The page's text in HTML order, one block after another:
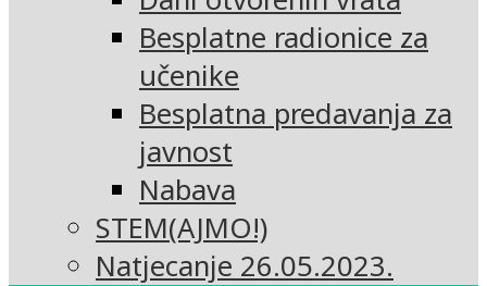
Besplatne radionice za
učenike
Besplatna predavanja za
javnost
Nabava
STEM(AJMO!)
Natjecanje 26.05.2023.